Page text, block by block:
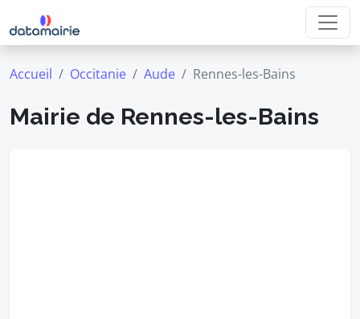
Accueil Occitanie Aude Rennes-les-Bains
Mairie de Rennes-les-Bains